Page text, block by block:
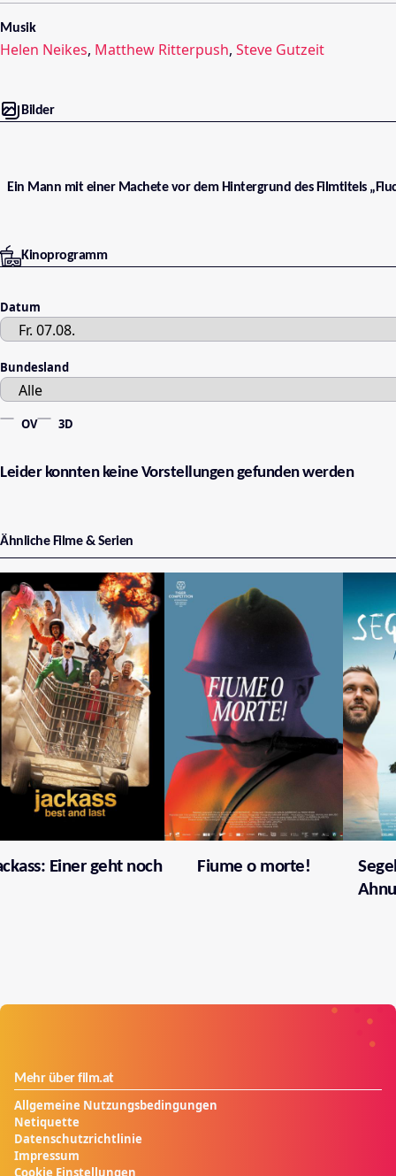
Musik
Helen Neikes, Matthew Ritterpush, Steve Gutzeit
Bilder
Ein Mann mit einer Machete vor dem Hintergrund des Filmtitels
Kinoprogramm
Datum
Bundesland
OV 3D
Leider konnten keine Vorstellungen gefunden werden
Ähnliche Filme & Serien
Einer geht noch Fiume o morte!
Mehr über film.at
Allgemeine Nutzungsbedingungen
Netiquette
Datenschutzrichtlinie
Impressum
Cookie Einstellungen